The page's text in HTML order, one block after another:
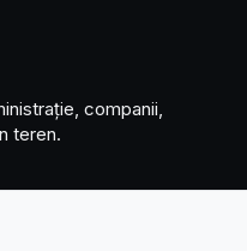
companii,
teren.